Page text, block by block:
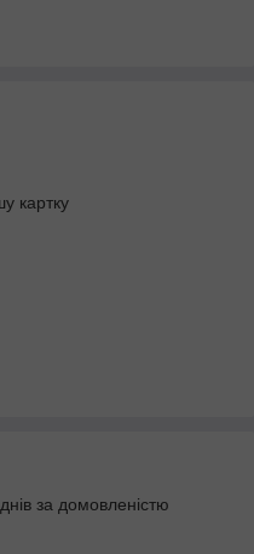
картку
за домовленістю